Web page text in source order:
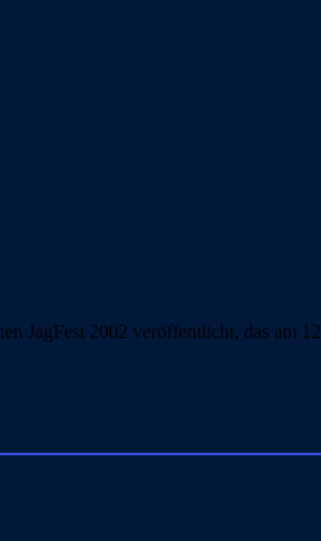
JagFest 2002 veröffentlicht, das am